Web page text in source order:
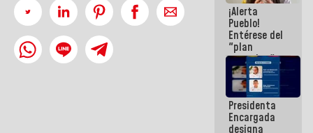
del Sistema
Eléctrico
Nacional
¡Alerta
Pueblo!
Entérese del
"plan
enjambre"
de La Sayo
para
sabotear el
diálogo y
promover el
Presidenta
Encargada
designa